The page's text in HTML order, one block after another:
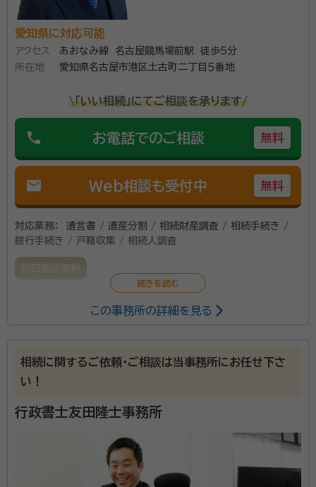
愛知県に対応可能
アクセス
あおなみ線 名古屋競馬場前駅 徒歩5分
所在地
愛知県名古屋市港区土古町二丁目５番地
\「いい相続」にてご相談を承ります/
phone お電話でのご相談 無料
mail Web相談も受付中 無料
対応業務：
遺言書 / 遺産分割 / 相続財産調査 / 相続手続き /
銀行手続き / 戸籍収集 / 相続人調査
初回面談無料
「どこへ相談していいのか分からない」 「手続き分から
いことなど、お話をじっくりお伺いします。
この事務所の詳細を見る
相続に関するご依頼・ご相談は当事務所にお任せ下さ
い！
行政書士友田隆士事務所